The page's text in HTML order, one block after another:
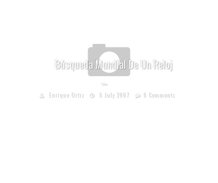
Búsqueda Mundial De Un Reloj
…
Enrique Ortiz 8 July 2007 0 Comments